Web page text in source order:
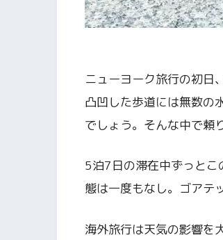
ニューヨーク旅行の初日
凸凹した歩道には無数の
でしょう。そんな中で頼
5泊7日の滞在中ずっとこ
態は一度もなし。ゴアテ
海外旅行は天気の影響を